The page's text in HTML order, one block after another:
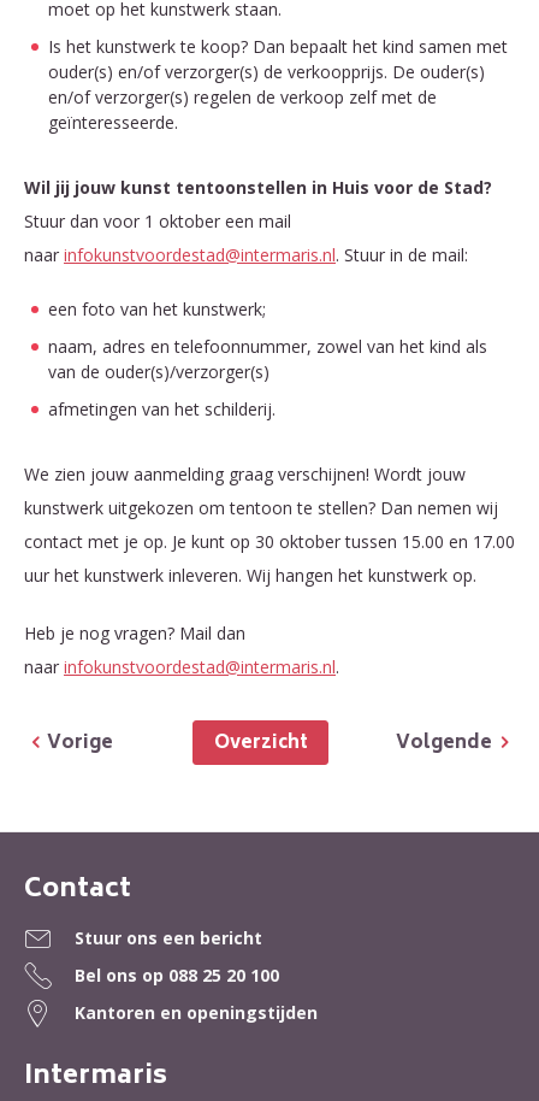
moet op het kunstwerk staan.
Is het kunstwerk te koop? Dan bepaalt het kind samen met
ouder(s) en/of verzorger(s) de verkoopprijs. De ouder(s)
en/of verzorger(s) regelen de verkoop zelf met de
geïnteresseerde.
Wil jij jouw kunst tentoonstellen in Huis voor de Stad?
Stuur dan voor 1 oktober een mail
naar infokunstvoordestad@intermaris.nl. Stuur in de mail:
een foto van het kunstwerk;
naam, adres en telefoonnummer, zowel van het kind als
van de ouder(s)/verzorger(s)
afmetingen van het schilderij.
We zien jouw aanmelding graag verschijnen! Wordt jouw
kunstwerk uitgekozen om tentoon te stellen? Dan nemen wij
contact met je op. Je kunt op 30 oktober tussen 15.00 en 17.00
uur het kunstwerk inleveren. Wij hangen het kunstwerk op.
Heb je nog vragen? Mail dan
naar infokunstvoordestad@intermaris.nl.
Volgende
Overzicht
Vorige
Contactinformatie
Contact
Stuur ons een bericht
Bel ons op 088 25 20 100
Kantoren en openingstijden
Intermaris